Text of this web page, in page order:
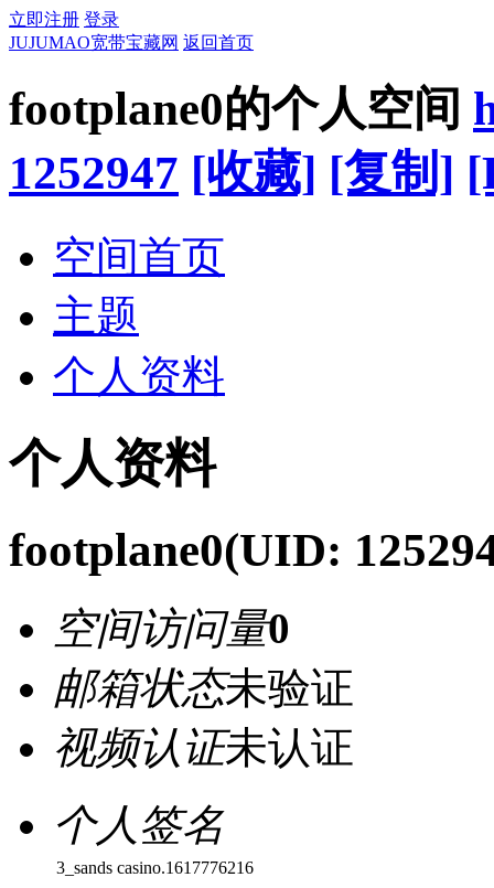
立即注册 登录
JUJUMAO宽带宝藏网 返回首页
footplane0的个人空间
1252947 [收藏] [复制]
空间首页
主题
个人资料
个人资料
footplane0(UID:
空间访问量0
邮箱状态未验证
视频认证未认证
个人签名
3_sands casino.1617776216